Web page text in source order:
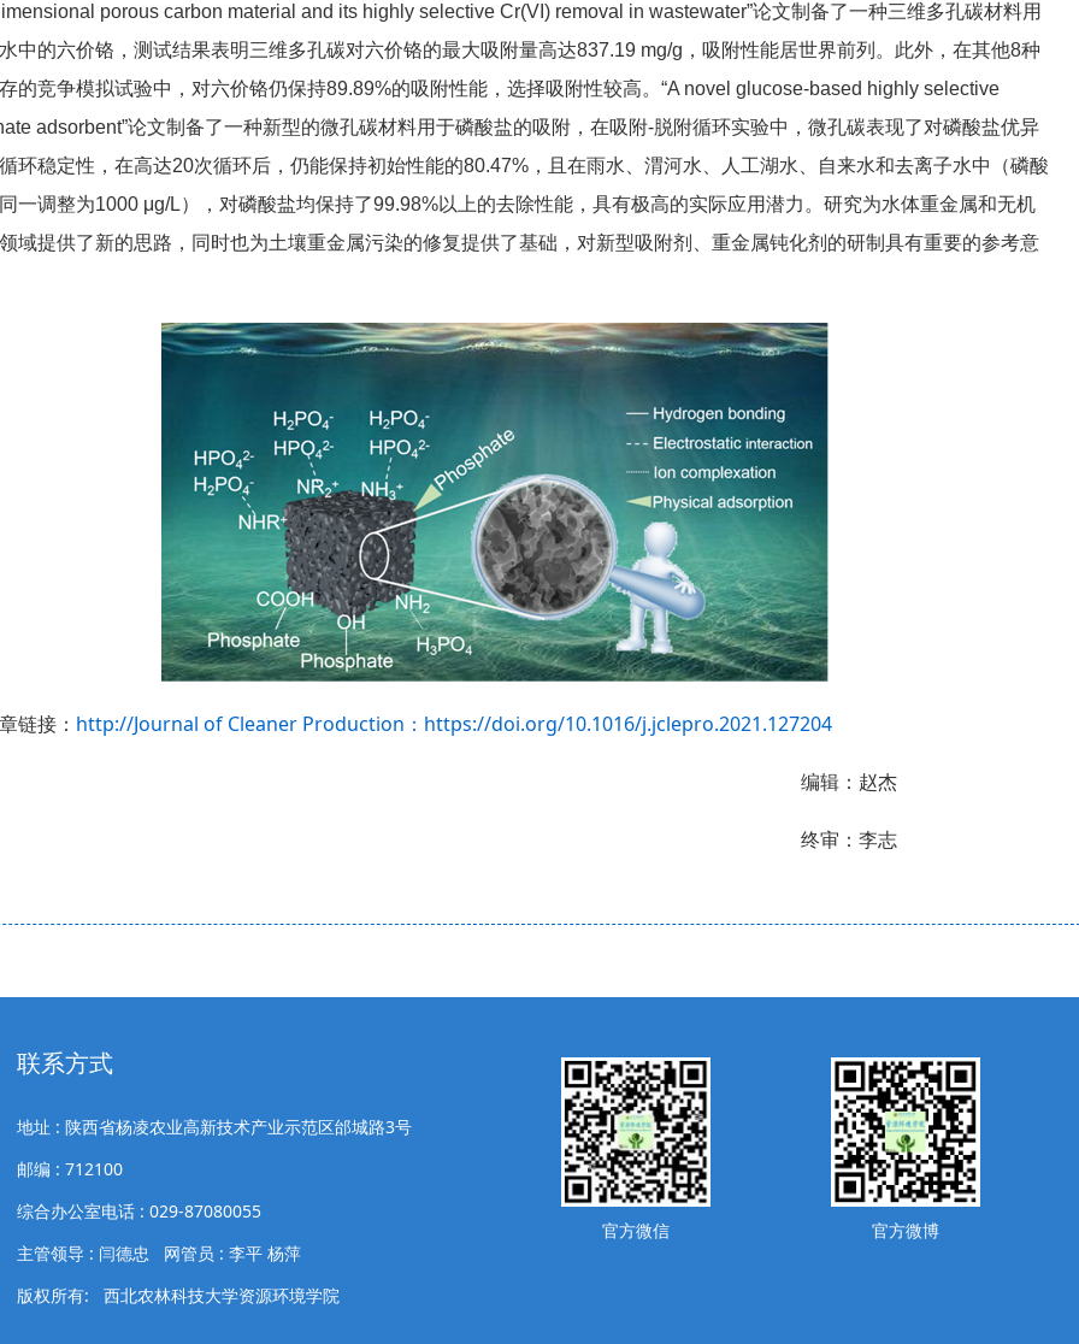
porous carbon material and its highly selective Cr(VI) removal in wastewater”论文制备了一种三维多孔碳材料用
中的六价铬，测试结果表明三维多孔碳对六价铬的最大吸附量高达837.19 mg/g，吸附性能居世界前列。此外，在其他8种
的竞争模拟试验中，对六价铬仍保持89.89%的吸附性能，选择吸附性较高。“A novel glucose-based highly selective
adsorbent”论文制备了一种新型的微孔碳材料用于磷酸盐的吸附，在吸附-脱附循环实验中，微孔碳表现了对磷酸盐优异
环稳定性，在高达20次循环后，仍能保持初始性能的80.47%，且在雨水、渭河水、人工湖水、自来水和去离子水中（磷酸
一调整为1000 μg/L），对磷酸盐均保持了99.98%以上的去除性能，具有极高的实际应用潜力。研究为水体重金属和无机
域提供了新的思路，同时也为土壤重金属污染的修复提供了基础，对新型吸附剂、重金属钝化剂的研制具有重要的参考意
链接： http://Journal of Cleaner Production：https://doi.org/10.1016/j.jclepro.2021.127204
编辑：赵杰
终审：李志
联系方式
地址 : 陕西省杨凌农业高新技术产业示范区邰城路3号
邮编 : 712100
综合办公室电话 : 029-87080055
主管领导 : 闫德忠 网管员 : 李平 杨萍
版权所有: 西北农林科技大学资源环境学院
官方微信 官方微博